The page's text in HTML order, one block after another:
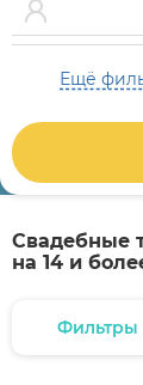
Ещё
Свадебные
на 14 и
Фильтры